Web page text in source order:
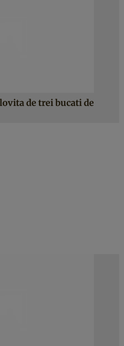
de trei bucati de